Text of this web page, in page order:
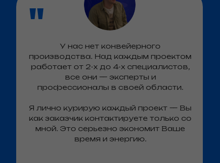
"
У нас нет конвейерного
производства. Над каждым проектом
работает от 2-х до 4-х специалистов,
все они — эксперты и
профессионалы в своей области.
Я лично курирую каждый проект — Вы
как заказчик контактируете только со
мной. Это серьезно экономит Ваше
время и энергию.